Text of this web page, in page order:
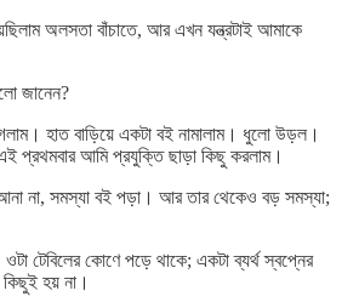
অলসতা বাঁচাতে, আর এখন যন্ত্রটাই আমাকে
জানেন?
হাত বাড়িয়ে একটা বই নামালাম। ধুলো উড়ল।
আমি প্রযুক্তি ছাড়া কিছু করলাম।
না, সমস্যা বই পড়া। আর তার থেকেও বড় সমস্যা;
টেবিলের কোণে পড়ে থাকে; একটা ব্যর্থ স্বপ্নের
হয় না।